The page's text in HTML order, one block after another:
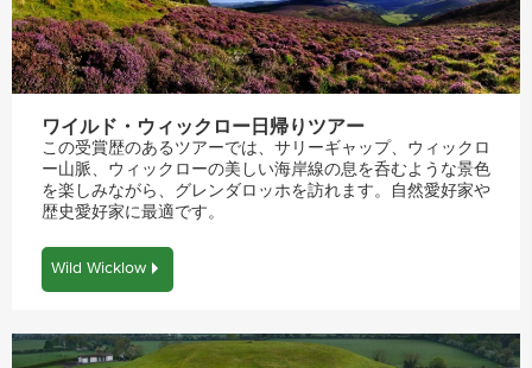
ワイルド・ウィックロー日帰りツアー
この受賞歴のあるツアーでは、サリーギャップ、ウィックロ
ー山脈、ウィックローの美しい海岸線の息を呑むような景色
を楽しみながら、グレンダロッホを訪れます。自然愛好家や
歴史愛好家に最適です。
Wild Wicklow